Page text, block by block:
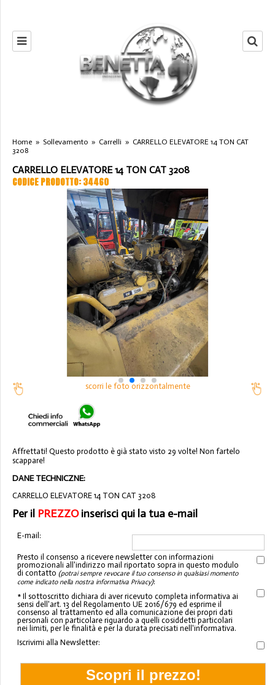
Home » Sollevamento » Carrelli » CARRELLO ELEVATORE 14 TON CAT
3208
CARRELLO ELEVATORE 14 TON CAT 3208
CODICE PRODOTTO: 34460
scorri le foto orizzontalmente
Affrettati! Questo prodotto è già stato visto 29 volte! Non fartelo
scappare!
DANE TECHNICZNE:
CARRELLO ELEVATORE 14 TON CAT 3208
Per il PREZZOinserisci qui la tua e-mail
E-mail:
Presto il consenso a ricevere newsletter con informazioni
promozionali all'indirizzo mail riportato sopra in questo modulo
di contatto (potrai sempre revocare il tuo consenso in qualsiasi momento
come indicato nella nostra informativa Privacy):
* Il sottoscritto dichiara di aver ricevuto completa informativa ai
sensi dell'art. 13 del Regolamento UE 2016/679 ed esprime il
consenso al trattamento ed alla comunicazione dei propri dati
personali con particolare riguardo a quelli cosiddetti particolari
nei limiti, per le finalità e per la durata precisati nell'informativa.
Iscrivimi alla Newsletter: